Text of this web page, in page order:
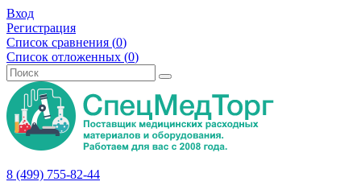
Вход
Регистрация
Список сравнения (0)
Список отложенных (0)
8 (499) 755-82-44